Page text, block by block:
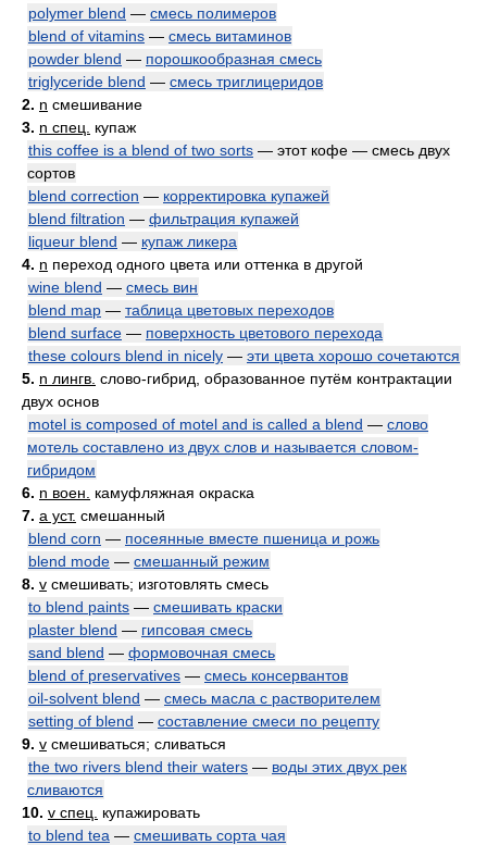
polymer blend — смесь полимеров
blend of vitamins — смесь витаминов
powder blend — порошкообразная смесь
triglyceride blend — смесь триглицеридов
2. n смешивание
3. n спец.
купаж
this coffee is a blend of two sorts — этот кофе — смесь двух
сортов
blend correction — корректировка купажей
blend filtration — фильтрация купажей
liqueur blend — купаж ликера
4. n переход одного цвета или оттенка в другой
wine blend — смесь вин
blend map — таблица цветовых переходов
blend surface — поверхность цветового перехода
these colours blend in nicely — эти цвета хорошо сочетаются
5. n лингв. слово-гибрид, образованное путём контрактации
двух основ
motel is composed of motel and is called a blend — слово
мотель составлено из двух слов и называется словом-
гибридом
6. n воен.
камуфляжная окраска
7. a уст. смешанный
blend corn — посеянные вместе пшеница и рожь
blend mode — смешанный режим
8. v смешивать; изготовлять смесь
to blend paints — смешивать краски
plaster blend — гипсовая смесь
sand blend — формовочная смесь
blend of preservatives — смесь консервантов
oil-solvent blend — смесь масла с растворителем
setting of blend — составление смеси по рецепту
9. v смешиваться; сливаться
the two rivers blend their waters — воды этих двух рек
сливаются
10. v спец.
купажировать
to blend tea — смешивать сорта чая